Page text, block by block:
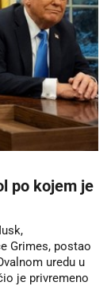
po kojem je
Grimes, postao
uredu u
je privremeno